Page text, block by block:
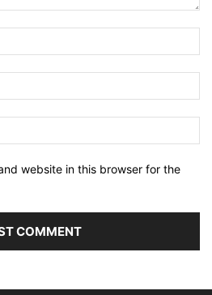
website in this browser for the